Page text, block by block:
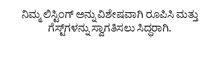
ನಿಮ್ಮ ಲಿಸ್ಟಿಂಗ್ ಅನ್ನು ವಿಶೇಷವಾಗಿ ರೂಪಿಸಿ ಮತ್ತು
ಗೆಸ್ಟ್‌ಗಳನ್ನು ಸ್ವಾಗತಿಸಲು ಸಿದ್ಧರಾಗಿ.